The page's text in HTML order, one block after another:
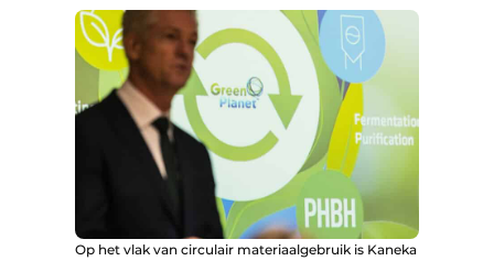
Op het vlak van circulair materiaalgebruik is Kaneka